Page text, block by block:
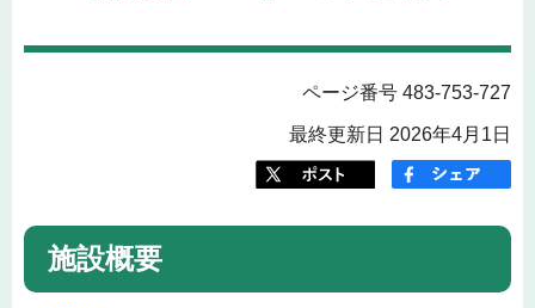
ページ番号 483-753-727
最終更新日 2026年4月1日
施設概要